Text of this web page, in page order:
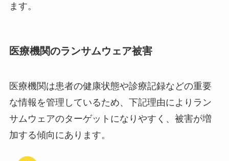
ます。
医療機関のランサムウェア被害
医療機関は患者の健康状態や診療記録などの重要
な情報を管理しているため、下記理由によりラン
サムウェアのターゲットになりやすく、被害が増
加する傾向にあります。